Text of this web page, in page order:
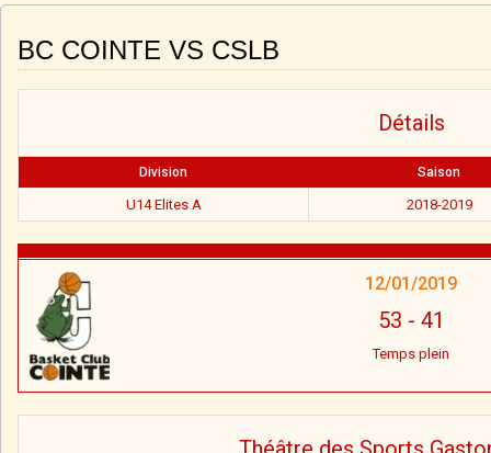
BC COINTE VS CSLB
Détails
Division Saison
U14 Elites A 2018-2019
12/01/2019
53 - 41
Temps plein